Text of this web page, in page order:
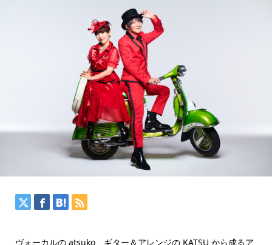
ヴォーカルの atsuko、ギター＆アレンジの KATSU から成るア